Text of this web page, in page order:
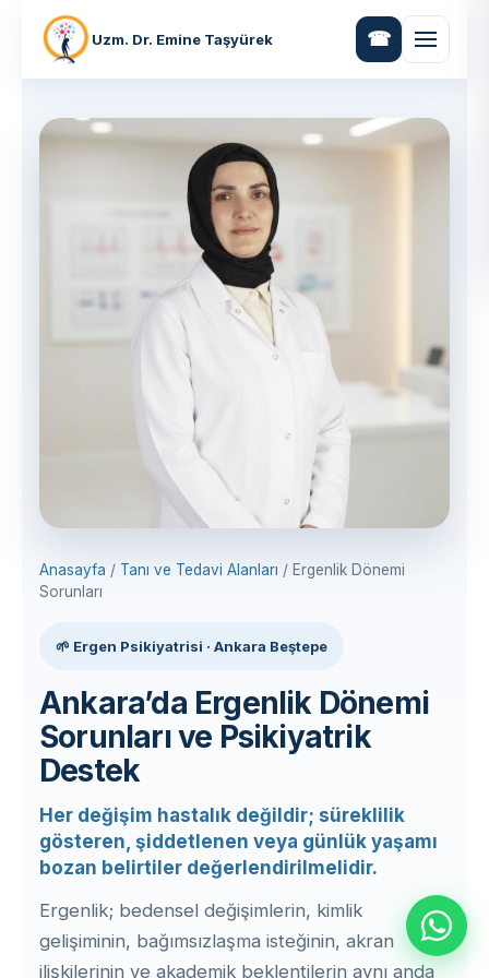
Uzm. Dr. Emine Taşyürek
Anasayfa / Tanı ve Tedavi Alanları / Ergenlik Dönemi
Sorunları
🌱 Ergen Psikiyatrisi · Ankara Beştepe
Ankara’da Ergenlik Dönemi
Sorunları ve Psikiyatrik
Destek
Her değişim hastalık değildir; süreklilik
gösteren, şiddetlenen veya günlük yaşamı
bozan belirtiler değerlendirilmelidir.
Ergenlik; bedensel değişimlerin, kimlik
gelişiminin, bağımsızlaşma isteğinin, akran
ilişkilerinin ve akademik beklentilerin aynı anda